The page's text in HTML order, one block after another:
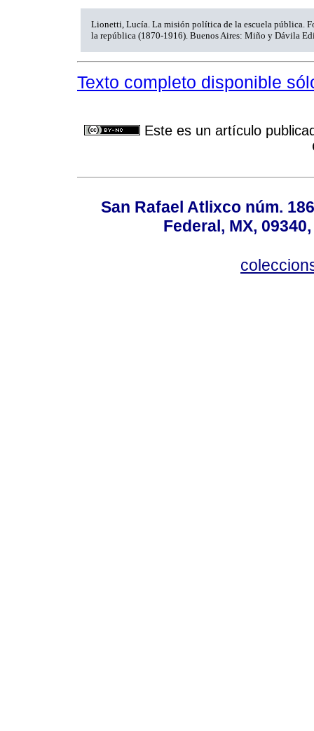
Lionetti, Lucía. La misión política de la escuela pública.
la república (1870-1916). Buenos Aires: Miño y Dávila
Texto completo disponible
Este es un artículo
San Rafael Atlixco núm.
Federal, MX,